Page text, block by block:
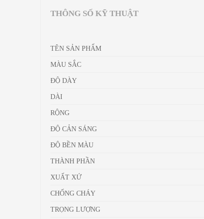
THÔNG SỐ KỸ THUẬT
TÊN SẢN PHẨM
MÀU SẮC
ĐỘ DÀY
DÀI
RỘNG
ĐỘ CẢN SÁNG
ĐỘ BỀN MÀU
THÀNH PHẦN
XUẤT XỨ
CHỐNG CHÁY
TRỌNG LƯỢNG